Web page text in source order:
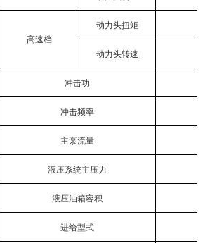
高速档
动力头扭矩
动力头转速
冲击功
冲击频率
主泵流量
液压系统主压力
液压油箱容积
进给型式